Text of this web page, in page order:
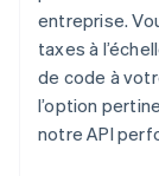
entreprise.
taxes à
de code à
l’option
notre API